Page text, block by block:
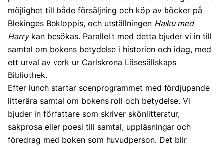
möjlighet till både försäljning och köp av böcker på
Blekinges Bokloppis, och utställningen Haiku med
Harrykan besökas. Parallellt med detta bjuder vi in till
samtal om bokens betydelse i historien och idag, med
ett urval av verk ur Carlskrona Läsesällskaps
Bibliothek.
Efter lunch startar scenprogrammet med fördjupande
litterära samtal om bokens roll och betydelse. Vi
bjuder in författare som skriver skönlitteratur,
sakprosa eller poesi till samtal, uppläsningar och
föredrag med boken som huvudperson. Det blir